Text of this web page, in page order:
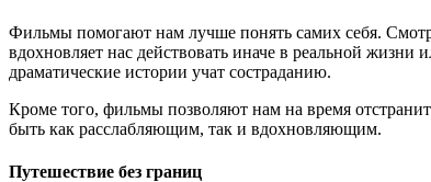
Фильмы помогают нам лучше понять самих себя.
вдохновляет нас действовать иначе в реальной
драматические истории учат состраданию.
Кроме того, фильмы позволяют нам на время
быть как расслабляющим, так и вдохновляющим.
Путешествие без границ